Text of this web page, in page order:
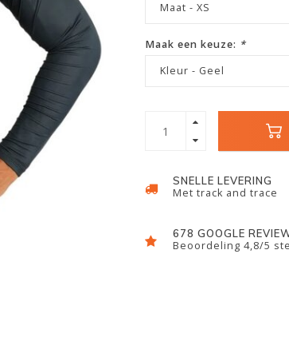
Maat - XS
Maak een keuze: *
Kleur - Geel
SNELLE LEVERING
Met track and trace
678 GOOGLE
Beoordeling 4,8/5